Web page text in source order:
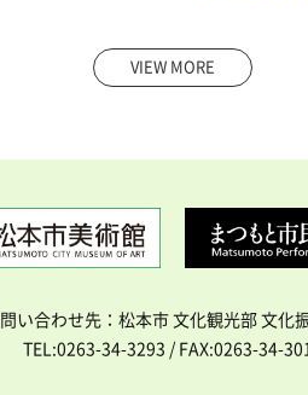
VIEW MORE
問い合わせ先：松本市 文化観光部 文化
TEL:0263-34-3293 / FAX:0263-34-